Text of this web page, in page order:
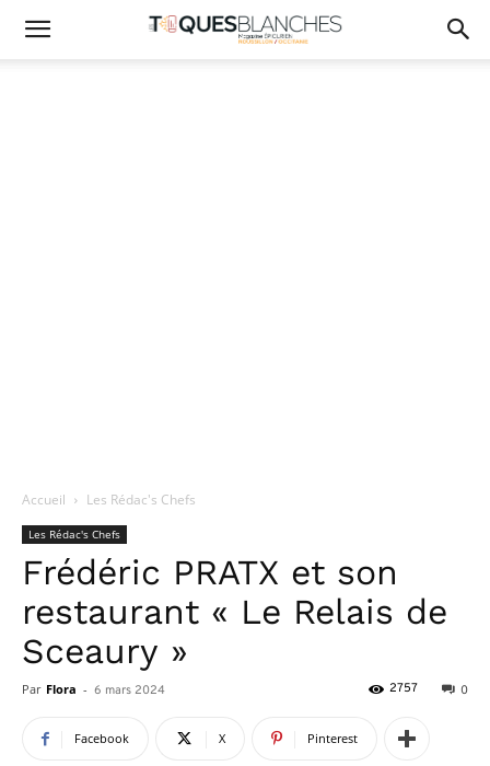
Accueil Les Rédac's Chefs
Les Rédac's Chefs
Frédéric PRATX et son
restaurant « Le Relais de
Sceaury »
Par Flora - 6 mars 2024 0
2757
Facebook X Pinterest